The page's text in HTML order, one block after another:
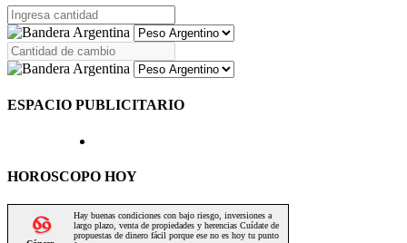
ESPACIO PUBLICITARIO
HOROSCOPO HOY